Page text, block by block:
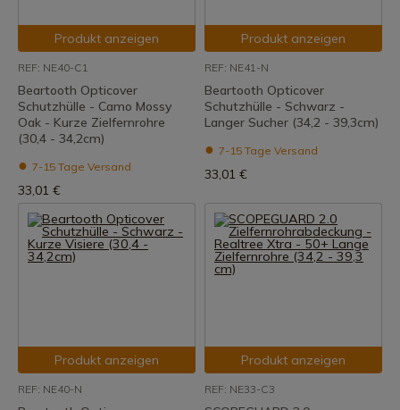
Produkt anzeigen
REF: NE40-C1
Beartooth Opticover
Schutzhülle - Camo Mossy
Oak - Kurze Zielfernrohre
(30,4 - 34,2cm)
7-15 Tage Versand
33,01 €
Produkt anzeigen
REF: NE41-N
Beartooth Opticover
Schutzhülle - Schwarz -
Langer Sucher (34,2 - 39,3cm)
7-15 Tage Versand
33,01 €
Produkt anzeigen
REF: NE40-N
Produkt anzeigen
REF: NE33-C3